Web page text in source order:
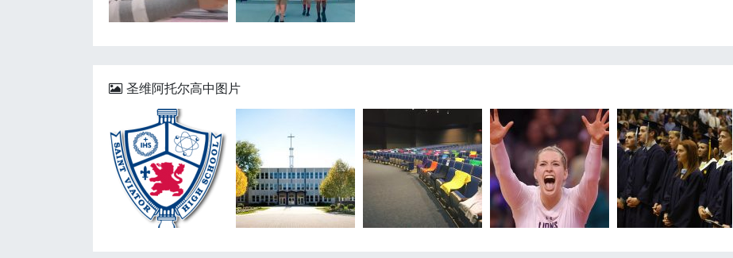
圣维阿托尔高中图片
【线上】前华盛顿大学招生
官关于美国大学申请的演讲